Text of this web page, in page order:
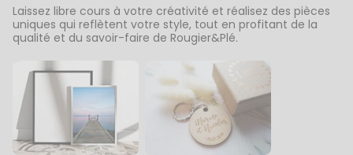
Laissez libre cours à votre créativité et réalisez des pièces
uniques qui reflètent votre style, tout en profitant de la
qualité et du savoir-faire de Rougier&Plé.